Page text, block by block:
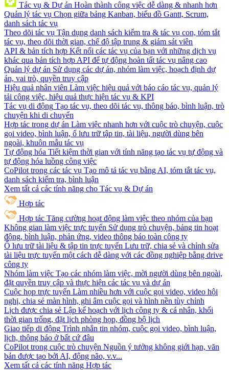
Tác vụ & Dự án Hoàn thành công việc dễ dàng & nhanh hơn
Quản lý tác vụ Chọn giữa bảng Kanban, biểu đồ Gantt, Scrum,
danh sách tác vụ
Theo dõi tác vụ Tận dụng danh sách kiểm tra & tác vụ con, tóm tắt
tác vụ, theo dõi thời gian, chế độ tập trung & giám sát viên
API & bản tích hợp Kết nối các tác vụ của bạn với những dịch vụ
khác qua bản tích hợp API để tự động hoàn tất tác vụ nâng cao
Quản lý dự án Sử dụng các dự án, nhóm làm việc, hoạch định dự
án, vai trò, quyền truy cập
Hiệu quả nhân viên Làm việc hiệu quả với báo cáo tác vụ, quản lý
tải công việc, hiệu quả thực hiện tác vụ & KPI
Tác vụ di động Tạo tác vụ, theo dõi tác vụ, thông báo, bình luận, trò
chuyện khi di chuyển
Hợp tác trong dự án Làm việc nhanh hơn với cuộc trò chuyện, cuộc
gọi video, bình luận, ổ lưu trữ tập tin, tài liệu, người dùng bên
ngoài, khuôn mẫu tác vụ
Tự động hóa Tiết kiệm thời gian với tính năng tạo tác vụ tự động và
tự động hóa luồng công việc
CoPilot trong các tác vụ Tạo mô tả tác vụ bằng AI, tóm tắt tác vụ,
danh sách kiểm tra, bình luận
Xem tất cả các tính năng cho Tác vụ & Dự án
Hợp tác
Hợp tác Tăng cường hoạt động làm việc theo nhóm của bạn
Không gian làm việc trực tuyến Sử dụng trò chuyện, bảng tin hoạt
động, bình luận, phản ứng, video thông báo toàn công ty
Ổ lưu trữ tài liệu & tập tin trực tuyến Lưu trữ, chia sẻ và chỉnh sửa
tài liệu trực tuyến một cách dễ dàng với các đồng nghiệp bằng drive
công ty
Nhóm làm việc Tạo các nhóm làm việc, mời người dùng bên ngoài,
đặt quyền truy cập và thực hiện các tác vụ và dự án
Cuộc họp trực tuyến Làm nhiều hơn với cuộc gọi video, video hội
nghị, chia sẻ màn hình, ghi âm cuộc gọi và hình nền tùy chỉnh
Lịch được chia sẻ Lập kế hoạch với lịch công ty & cá nhân, khối
thời gian trống, đặt lịch phòng họp, đồng bộ lịch
Giao tiếp di động Trình nhắn tin nhóm, cuộc gọi video, bình luận,
lịch, thông báo ở bất cứ đâu
CoPilot trong cuộc trò chuyện Nguồn ý tưởng không giới hạn, văn
bản được tạo bởi AI, động não, v.v...
Xem tất cả các tính năng Hợp tác